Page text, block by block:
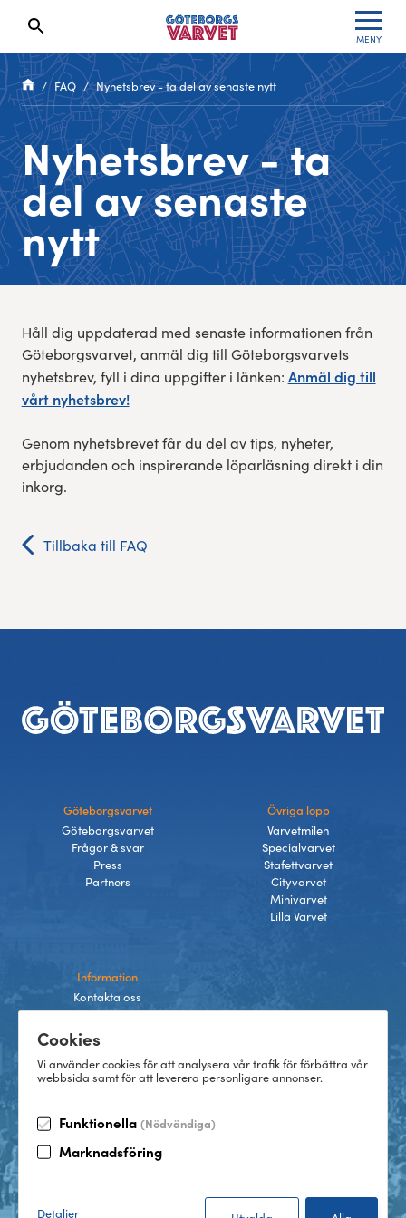
Cookies
Vi använder cookies för att analysera vår trafik för förbättra vår
webbsida samt för att leverera personligare annonser.
Funktionella (Nödvändiga)
Marknadsföring
Detaljer
MENY
Sökresultaten dyker upp här
FAQ Nyhetsbrev - ta del av senaste nytt
Nyhetsbrev - ta
del av senaste
nytt
Håll dig uppdaterad med senaste informationen från
Göteborgsvarvet, anmäl dig till Göteborgsvarvets
nyhetsbrev, fyll i dina uppgifter i länken: Anmäl dig till
vårt nyhetsbrev!
Genom nyhetsbrevet får du del av tips, nyheter,
erbjudanden och inspirerande löparläsning direkt i din
inkorg.
Tillbaka till FAQ
Sidfot
Göteborgsvarvet
Göteborgsvarvet
Frågor & svar
Press
Partners
Övriga lopp
Varvetmilen
Specialvarvet
Stafettvarvet
Cityvarvet
Minivarvet
Lilla Varvet
Information
Kontakta oss
Villkor
Cookies
Kölista
Deltagarinformation
Seedningsregler
Bana
Göteborgsvarvet Expo
Spring för välgörenhet
Göteborgsvarvet familjeområde
Res, bo, upplev
Hållbarhet
Göteborgsvarvets historia
Specialvarvet
Stafettvarvet
Cityvarvet
Minivarvet
Lilla Varvet
Huvudpartners
Evenemangs- & mediepartners
Leverantörer
Partners Varvetveckan
Partnerportal
Resultat 2026
Resultatarkiv
Anmälan